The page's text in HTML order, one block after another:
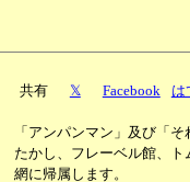
共有 𝕏 Facebook は
「アンパンマン」及び「
たかし、フレーベル館、
網に帰属します。